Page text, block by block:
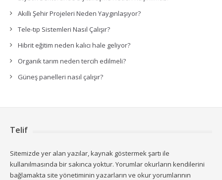
Akıllı Şehir Projeleri Neden Yaygınlaşıyor?
Tele-tıp Sistemleri Nasıl Çalışır?
Hibrit eğitim neden kalıcı hale geliyor?
Organik tarım neden tercih edilmeli?
Güneş panelleri nasıl çalışır?
Telif
Sitemizde yer alan yazılar, kaynak göstermek şartı ile
kullanılmasında bir sakınca yoktur. Yorumlar okurların kendilerini
bağlamakta site yönetiminin yazarların ve okur yorumlarının